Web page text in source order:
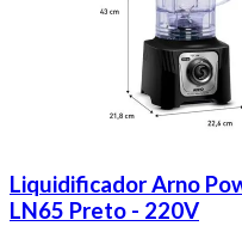
Liquidificador Arno
LN65 Preto - 220V